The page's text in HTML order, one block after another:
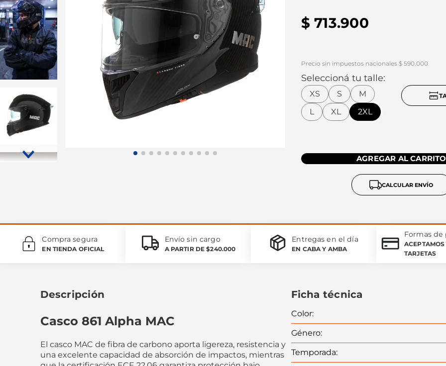
$ 713.900
Precio sin impuestos nacionales $ 590.000
Seleccioná tu talle:
XS S
M
L
XL 2XL
AGREGAR AL CARRITO
CALCULAR ENVÍO
Compra segura
EN TIENDA OFICIAL
Envío sin cargo
A PARTIR DE $240.000
Entregas en el día
EN CABA Y AMBA
Formas de
TARJETAS
Descripción
Casco 861 Alpha MAC
El casco MAC de fibra de carbono aporta ligereza, resistencia y
una excelente capacidad de absorción de impactos, mientras
Ficha técnica
Color:
Género:
Temporada: